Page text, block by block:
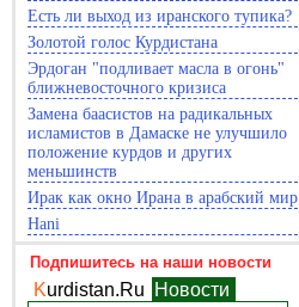
Есть ли выход из иранского тупика?
Золотой голос Курдистана
Эрдоган "подливает масла в огонь"
ближневосточного кризиса
Замена баасистов на радикальных
исламистов в Дамаске не улучшило
положение курдов и других
меньшинств
Ирак как окно Ирана в арабский мир
Hani
Подпишитесь на наши новости
Kurdistan.Ru Новости